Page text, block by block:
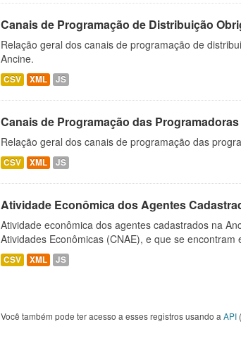
Canais de Programação de Distribuição
Relação geral dos canais de programação de
Ancine.
CSV XML JS
Canais de Programação das
Relação geral dos canais de programação das
CSV XML JS
Atividade Econômica dos Agentes
Atividade econômica dos agentes cadastrados na
Atividades Econômicas (CNAE), e que se encontram
CSV XML JS
Você também pode ter acesso a esses registros usando a API